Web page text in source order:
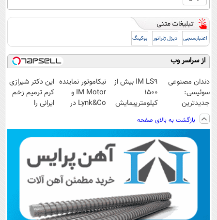
اعتبارسنجی دیزل ژنراتور بوکینگ
از سراسر وب
دندان مصنوعی
سوئیسی:
جدیدترین
فناوری اروپا،
سبک و مقاوم |
پرداخت قسطی
IM LS9 بیش از
1500
کیلومترپیمایش
نیکاموتور نماینده
IM Motor و
Lynk&Co در
این دکتر شیرازی
کرم ترمیم زخم
ایرانی را
بازگشت به بالای صفحه